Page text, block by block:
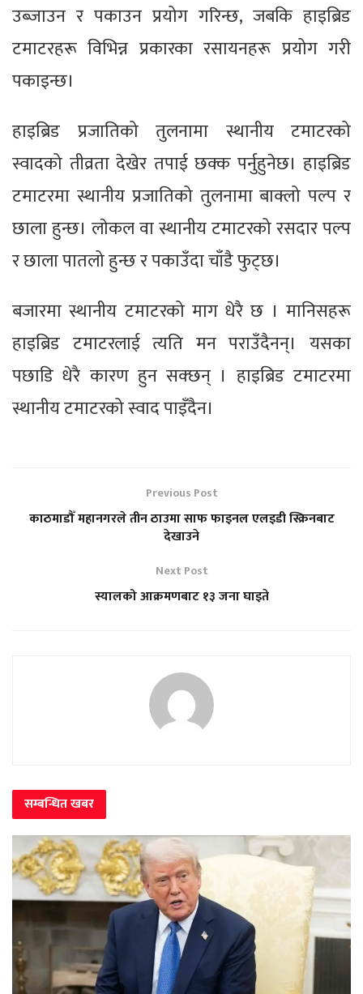
उब्जाउन र पकाउन प्रयोग गरिन्छ, जबकि हाइब्रिड
टमाटरहरू विभिन्न प्रकारका रसायनहरू प्रयोग गरी
पकाइन्छ।
हाइब्रिड प्रजातिको तुलनामा स्थानीय टमाटरको
स्वादको तीव्रता देखेर तपाई छक्क पर्नुहुनेछ। हाइब्रिड
टमाटरमा स्थानीय प्रजातिको तुलनामा बाक्लो पल्प र
छाला हुन्छ। लाेकल वा स्थानीय टमाटरको रसदार पल्प
र छाला पातलो हुन्छ र पकाउँदा चाँडै फुट्छ।
बजारमा स्थानीय टमाटरको माग धेरै छ । मानिसहरू
हाइब्रिड टमाटरलाई त्यति मन पराउँदैनन्। यसका
पछाडि धेरै कारण हुन सक्छन् । हाइब्रिड टमाटरमा
स्थानीय टमाटरको स्वाद पाइँदैन।
Previous Post
काठमाडौँ महानगरले तीन ठाउमा साफ फाइनल एलइडी स्क्रिनबाट
देखाउने
Next Post
स्यालको आक्रमणबाट १३ जना घाइते
सम्बन्धितखबर